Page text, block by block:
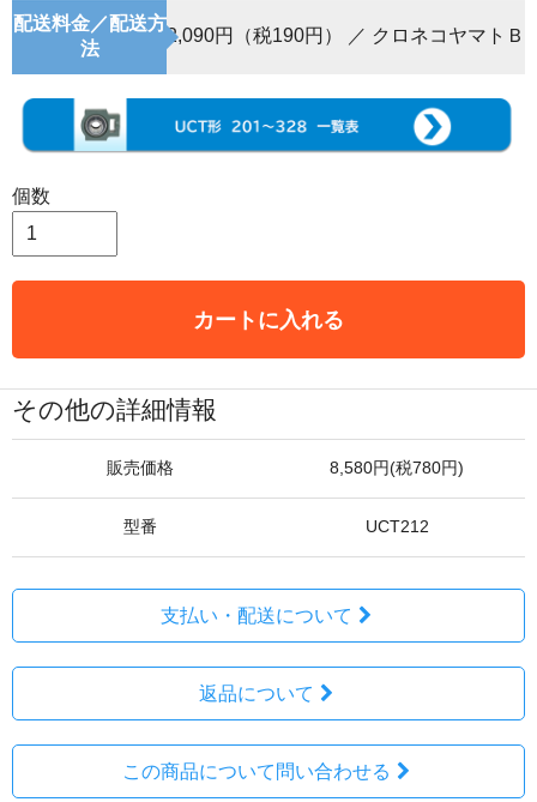
配送料金／配送方
法
2,090円（税190円） ／ クロネコヤマトＢ
個数
カートに入れる
その他の詳細情報
販売価格 8,580円(税780円)
型番 UCT212
支払い・配送について
返品について
この商品について問い合わせる